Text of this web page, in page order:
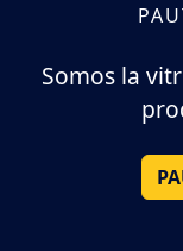
Somos la